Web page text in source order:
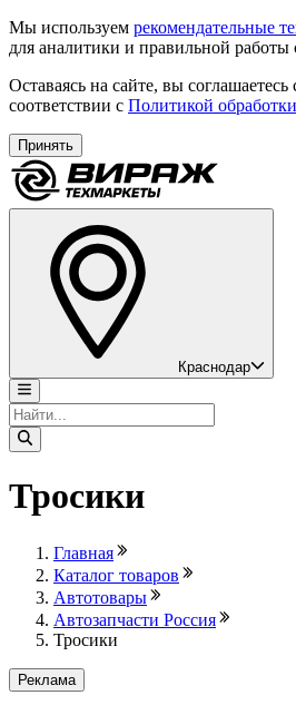
Мы используем рекомендательные
для аналитики и правильной работы
Оставаясь на сайте, вы
соответствии с Политикой
Принять
Краснодар
Тросики
Главная
Каталог товаров
Автотовары
Автозапчасти Россия
Тросики
Реклама